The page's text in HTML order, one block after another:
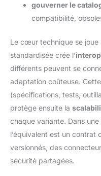
gouverner le
compatibilité,
Le cœur technique se joue
standardisée crée l’
différents peuvent se
adaptation coûteuse.
(spécifications, tests,
protège ensuite la
chaque variante. Dans
l’équivalent est un contrat
versionnés, des
sécurité partagées.